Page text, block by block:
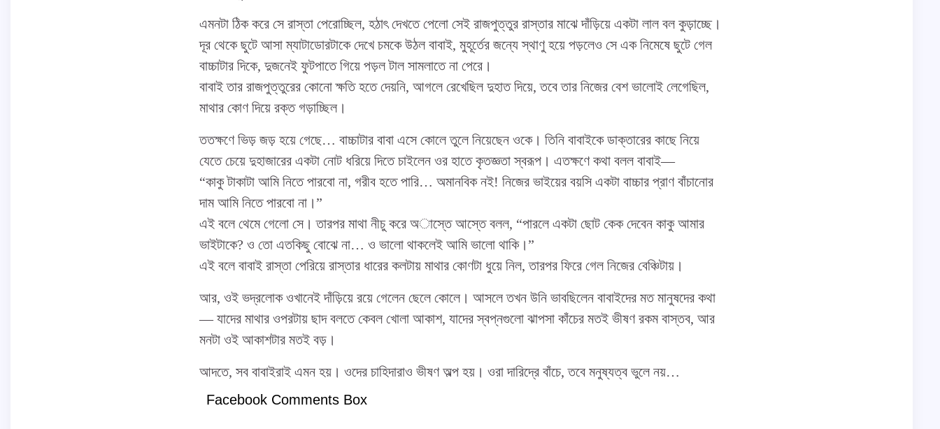
এমনটা ঠিক করে সে রাস্তা পেরোচ্ছিল, হঠাৎ দেখতে পেলো সেই রাজপুত্তুর রাস্তার মাঝে দাঁড়িয়ে একটা লাল বল কুড়াচ্ছে।
দূর থেকে ছুটে আসা ম্যাটাডোরটাকে দেখে চমকে উঠল বাবাই, মুহূর্তের জন্যে স্থাণু হয়ে পড়লেও সে এক নিমেষে ছুটে গেল
বাচ্চাটার দিকে, দুজনেই ফুটপাতে গিয়ে পড়ল টাল সামলাতে না পেরে।
বাবাই তার রাজপুত্তুরের কোনো ক্ষতি হতে দেয়নি, আগলে রেখেছিল দুহাত দিয়ে, তবে তার নিজের বেশ ভালোই লেগেছিল,
মাথার কোণ দিয়ে রক্ত গড়াচ্ছিল।
ততক্ষণে ভিড় জড় হয়ে গেছে… বাচ্চাটার বাবা এসে কোলে তুলে নিয়েছেন ওকে। তিনি বাবাইকে ডাক্তারের কাছে নিয়ে
যেতে চেয়ে দুহাজারের একটা নোট ধরিয়ে দিতে চাইলেন ওর হাতে কৃতজ্ঞতা স্বরূপ। এতক্ষণে কথা বলল বাবাই—
“কাকু টাকাটা আমি নিতে পারবো না, গরীব হতে পারি… অমানবিক নই! নিজের ভাইয়ের বয়সি একটা বাচ্চার প্রাণ বাঁচানোর
দাম আমি নিতে পারবো না।”
এই বলে থেমে গেলো সে। তারপর মাথা নীচু করে অাস্তে আস্তে বলল, “পারলে একটা ছোট কেক দেবেন কাকু আমার
ভাইটাকে? ও তো এতকিছু বোঝে না… ও ভালো থাকলেই আমি ভালো থাকি।”
এই বলে বাবাই রাস্তা পেরিয়ে রাস্তার ধারের কলটায় মাথার কোণটা ধুয়ে নিল, তারপর ফিরে গেল নিজের বেঞ্চিটায়।
আর, ওই ভদ্রলোক ওখানেই দাঁড়িয়ে রয়ে গেলেন ছেলে কোলে। আসলে তখন উনি ভাবছিলেন বাবাইদের মত মানুষদের কথা
— যাদের মাথার ওপরটায় ছাদ বলতে কেবল খোলা আকাশ, যাদের স্বপ্নগুলো ঝাপসা কাঁচের মতই ভীষণ রকম বাস্তব, আর
মনটা ওই আকাশটার মতই বড়।
আদতে, সব বাবাইরাই এমন হয়। ওদের চাহিদারাও ভীষণ অল্প হয়। ওরা দারিদ্রে বাঁচে, তবে মনুষ্যত্ব ভুলে নয়…
Facebook Comments Box